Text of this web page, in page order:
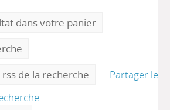
dans votre panier
de la recherche
Partager le